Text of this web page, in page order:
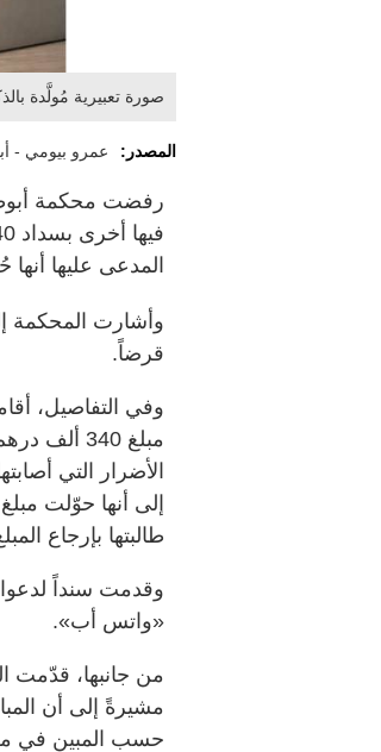
صورة تعبيرية مُولَّدة
المصدر: عمرو بيومي -
رفضت محكمة
المدعى عليها
وأشارت المحكمة
قرضاً.
وفي التفاصيل،
الأضرار التي
إلى أنها حوّلت
طالبتها بإرجاع
وقدمت سنداً
«واتس أب».
من جانبها، قدّمت
مشيرةً إلى أن
حسب المبين في